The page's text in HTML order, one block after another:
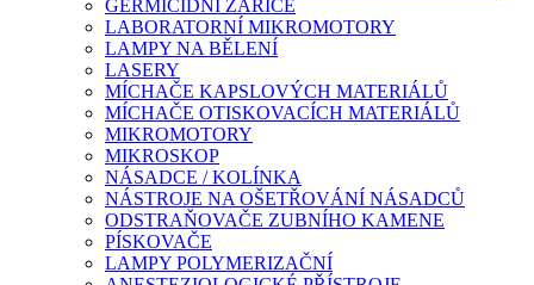
GERMICIDNÍ ZÁŘIČE
LABORATORNÍ MIKROMOTORY
LAMPY NA BĚLENÍ
LASERY
MÍCHAČE KAPSLOVÝCH MATERIÁLŮ
MÍCHAČE OTISKOVACÍCH MATERIÁLŮ
MIKROMOTORY
MIKROSKOP
NÁSADCE / KOLÍNKA
NÁSTROJE NA OŠETŘOVÁNÍ NÁSADCŮ
ODSTRAŇOVAČE ZUBNÍHO KAMENE
PÍSKOVAČE
LAMPY POLYMERIZAČNÍ